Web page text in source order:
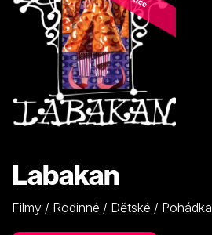
Labakan
Filmy / Rodinné / Dětské / Pohádka